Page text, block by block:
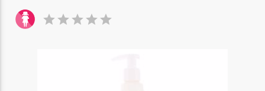
starstarstarstarstar